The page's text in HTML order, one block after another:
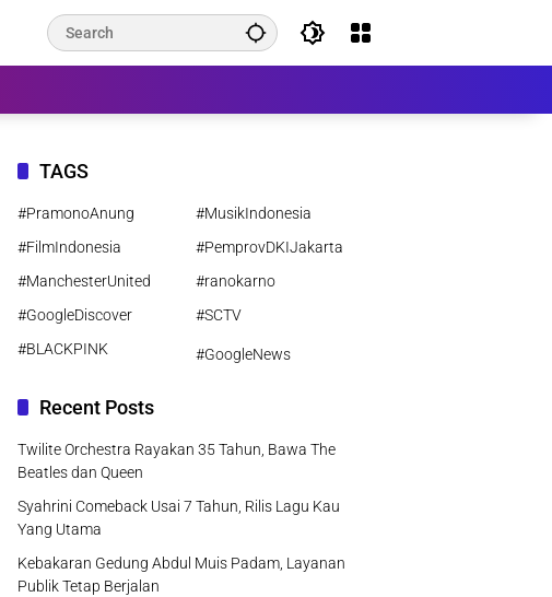
TAGS
#PramonoAnung
#MusikIndonesia
#FilmIndonesia
#PemprovDKIJakarta
#ManchesterUnited
#ranokarno
#GoogleDiscover
#SCTV
#BLACKPINK
#GoogleNews
Recent Posts
Twilite Orchestra Rayakan 35 Tahun, Bawa The
Beatles dan Queen
Syahrini Comeback Usai 7 Tahun, Rilis Lagu Kau
Yang Utama
Kebakaran Gedung Abdul Muis Padam, Layanan
Publik Tetap Berjalan